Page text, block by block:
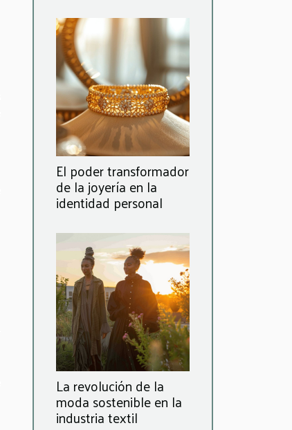
El poder transformador
de la joyería en la
identidad personal
La revolución de la
moda sostenible en la
industria textil